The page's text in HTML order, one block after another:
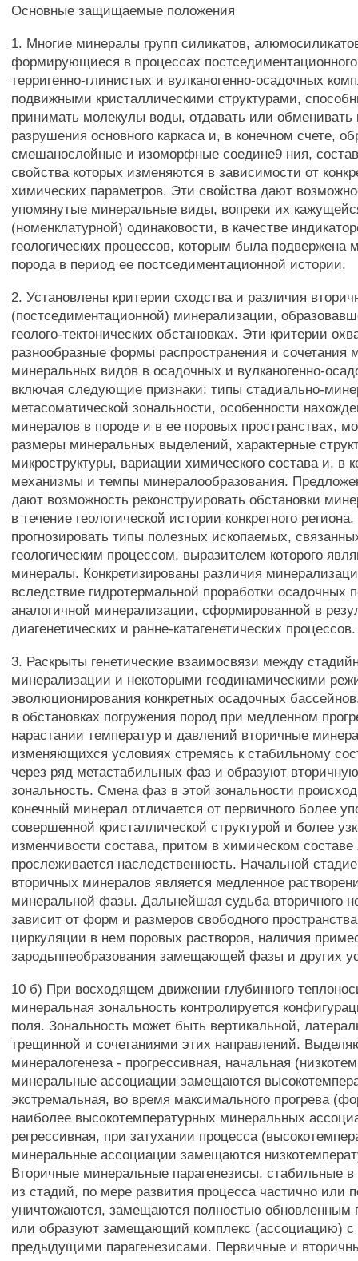
Основные защищаемые положения
1. Многие минералы групп силикатов,
формирующиеся в процессах
терригенно-глинистых и вулканогенно-осадочных
подвижными кристаллическими структурами,
принимать молекулы воды, отдавать или обменивать
разрушения основного каркаса и, в конечном счете,
смешанослойные и изоморфные соедине9 ния,
свойства которых изменяются в зависимости от
химических параметров. Эти свойства дают
упомянутые минеральные виды, вопреки их
(номенклатурной) одинаковости, в качестве
геологических процессов, которым была подвержена
порода в период ее постседиментационной истории.
2. Установлены критерии сходства и различия
(постседиментационной) минерализации,
геолого-тектонических обстановках. Эти критерии
разнообразные формы распространения и сочетания
минеральных видов в осадочных и вулканогенно-
включая следующие признаки: типы стадиально-
метасоматической зональности, особенности
минералов в породе и в ее поровых пространствах,
размеры минеральных выделений, характерные
микроструктуры, вариации химического состава и, в
механизмы и темпы минералообразования.
дают возможность реконструировать обстановки
в течение геологической истории конкретного
прогнозировать типы полезных ископаемых,
геологическим процессом, выразителем которого
минералы. Конкретизированы различия
вследствие гидротермальной проработки осадочных
аналогичной минерализации, сформированной в
диагенетических и ранне-катагенетических процессов.
3. Раскрыты генетические взаимосвязи между
минерализации и некоторыми геодинамическими
эволюционирования конкретных осадочных
в обстановках погружения пород при медленном
нарастании температур и давлений вторичные
изменяющихся условиях стремясь к стабильному
через ряд метастабильных фаз и образуют
зональность. Смена фаз в этой зональности
конечный минерал отличается от первичного более
совершенной кристаллической структурой и более
изменчивости состава, притом в химическом составе
прослеживается наследственность. Начальной
вторичных минералов является медленное
минеральной фазы. Дальнейшая судьба вторичного
зависит от форм и размеров свободного
циркуляции в нем поровых растворов, наличия
зародьппеобразования замещающей фазы и других
10 б) При восходящем движении глубинного
минеральная зональность контролируется
поля. Зональность может быть вертикальной,
трещинной и сочетаниями этих направлений.
минералогенеза - прогрессивная, начальная
минеральные ассоциации замещаются
экстремальная, во время максимального прогрева
наиболее высокотемпературных минеральных
регрессивная, при затухании процесса
минеральные ассоциации замещаются
Вторичные минеральные парагенезисы, стабильные
из стадий, по мере развития процесса частично или
уничтожаются, замещаются полностью обновленным
или образуют замещающий комплекс (ассоциацию)
предыдущими парагенезисами. Первичные и